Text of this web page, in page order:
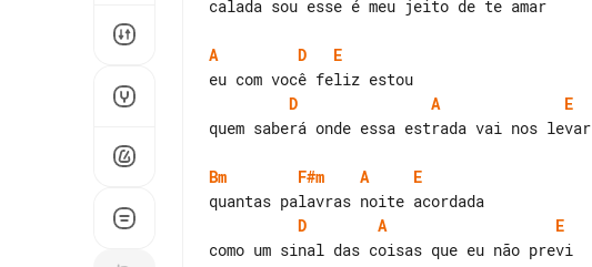
calada sou esse é meu jeito de te amar
A D
E
D
A
E
quem saberá onde essa estrada vai nos levar
Bm F#m A
E
D
A
E
como um sinal das coisas que eu não previ